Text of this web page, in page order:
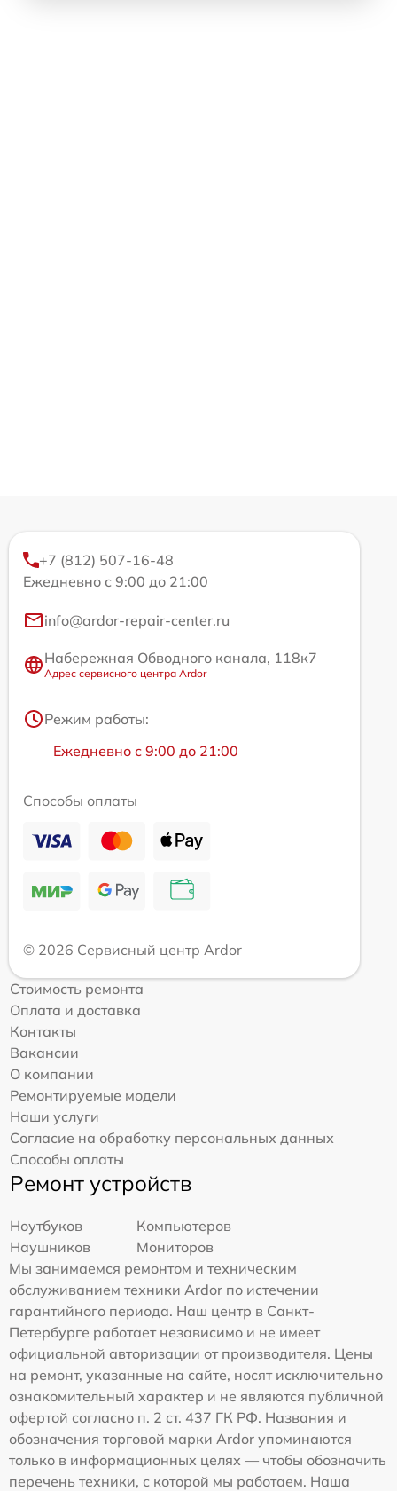
+7 (812) 507-16-48
Ежедневно с 9:00 до 21:00
info@ardor-repair-center.ru
Набережная Обводного канала, 118к7
Адрес сервисного центра Ardor
Режим работы:
Ежедневно с 9:00 до 21:00
Способы оплаты
© 2026 Сервисный центр Ardor
Стоимость ремонта
Оплата и доставка
Контакты
Вакансии
О компании
Ремонтируемые модели
Наши услуги
Согласие на обработку персональных данных
Способы оплаты
Ремонт устройств
Ноутбуков
Компьютеров
Наушников
Мониторов
Мы занимаемся ремонтом и техническим
обслуживанием техники Ardor по истечении
гарантийного периода. Наш центр в Санкт-
Петербурге работает независимо и не имеет
официальной авторизации от производителя. Цены
на ремонт, указанные на сайте, носят исключительно
ознакомительный характер и не являются публичной
офертой согласно п. 2 ст. 437 ГК РФ. Названия и
обозначения торговой марки Ardor упоминаются
только в информационных целях — чтобы обозначить
перечень техники, с которой мы работаем. Наша